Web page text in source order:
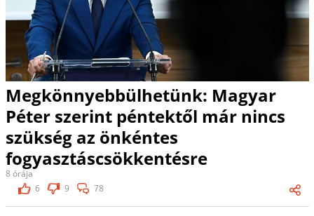
Megkönnyebbülhetünk: Magyar
Péter szerint péntektől már nincs
szükség az önkéntes
fogyasztáscsökkentésre
8 órája
6
9 78